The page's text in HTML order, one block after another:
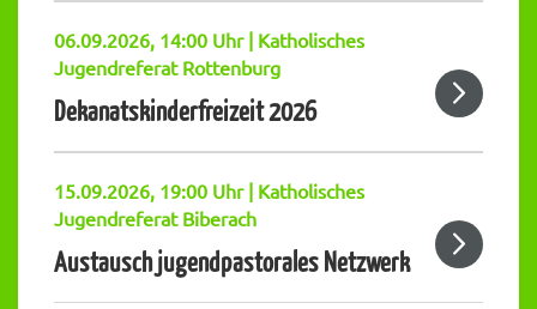
06.09.2026, 14:00 Uhr | Katholisches
Jugendreferat Rottenburg
Dekanatskinderfreizeit 2026
15.09.2026, 19:00 Uhr | Katholisches
Jugendreferat Biberach
Austausch jugendpastorales Netzwerk